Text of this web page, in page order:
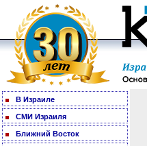
В Израиле
СМИ Израиля
Ближний Восток